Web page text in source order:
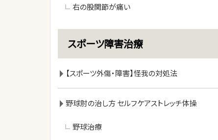
右の股関節が痛い
スポーツ障害治療
【スポーツ外傷・障害】怪我の対処法
野球肘の治し方 セルフケアストレッチ体操
野球治療